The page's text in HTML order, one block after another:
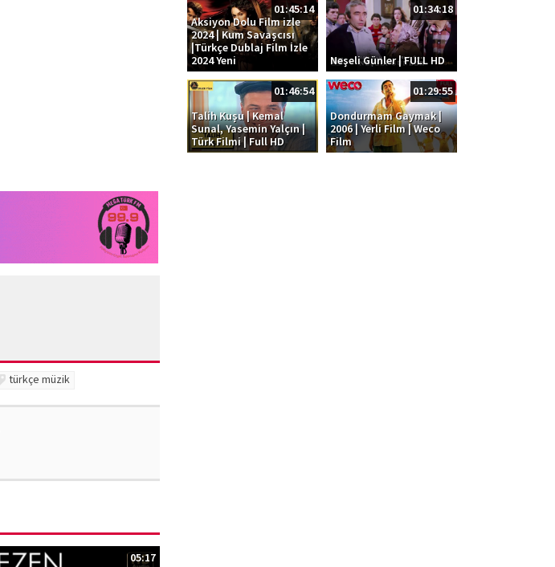
türkçe müzik
05:17
01:45:14
Aksiyon Dolu Film izle
2024 | Kum Savaşcısı
|Türkçe Dublaj Film İzle
2024 Yeni
01:34:18
Neşeli Günler | FULL HD
01:46:54
Talih Kuşu | Kemal
Sunal, Yasemin Yalçın |
Türk Filmi | Full HD
01:29:55
Dondurmam Gaymak |
2006 | Yerli Film | Weco
Film